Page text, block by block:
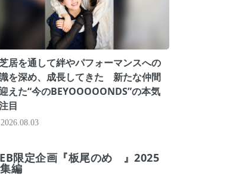
居を通して絆やパフォーマンスへの
を深め、成長してきた 新たな仲間
えた“今のBEYOOOOONDS”の本気
目
2026.08.03
限定企画『板尾のめ゙』2025
編